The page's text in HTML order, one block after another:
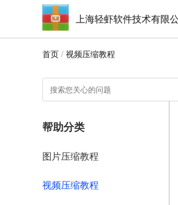
上海轻虾软件技术有限
首页 / 视频压缩教程
帮助分类
图片压缩教程
视频压缩教程